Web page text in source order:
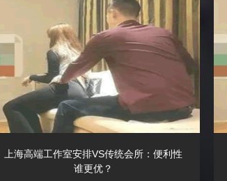
家就能学到专业内容。但如果课程内容空洞，只是
打着喝茶上课的幌子推销茶叶，那就不靠谱了。 教
学方式上，微信上课有其便利之处。学员不受时间
和空间限...
上海高端工作室安排VS传统会所：便利性
谁更优？